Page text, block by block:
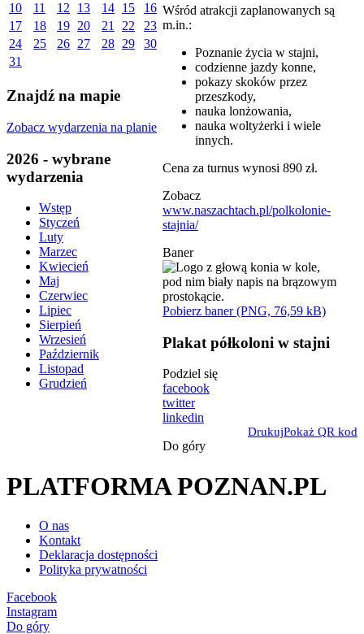
10
11 12 13 14 15
16
17
18 19 20 21 22
23
24
25 26 27 28 29
30
31
Znajdź na mapie
Zobacz wydarzenia na planie
2026 - wybrane
wydarzenia
Wstęp
Styczeń
Luty
Marzec
Kwiecień
Maj
Czerwiec
Lipiec
Sierpień
Wrzesień
Październik
Listopad
Grudzień
Wśród atrakcji zaplanowanych są
m.in.:
Poznanie życia w stajni,
codzienne jazdy konne,
pokazy skoków przez
przeszkody,
nauka lonżowania,
nauka woltyżerki i wiele
innych.
Cena za turnus wynosi 890 zł.
Zobacz
www.naszachtach.pl/polkolonie-
stajnia/
Baner
Pobierz baner (PNG, 76,59 kB)
Plakat półkoloni w stajni
Podziel się
facebook
twitter
linkedin
DrukujPokaż QR kod
Do góry
PLATFORMA POZNAN.PL
O nas
Kontakt
Deklaracja dostępności
Polityka prywatności
Facebook
Instagram
Do góry